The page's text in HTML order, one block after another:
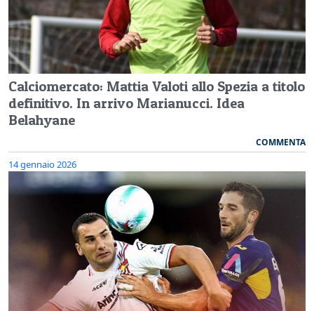
Calciomercato: Mattia Valoti allo Spezia a titolo
definitivo. In arrivo Marianucci. Idea
Belahyane
COMMENTA
14 gennaio 2026